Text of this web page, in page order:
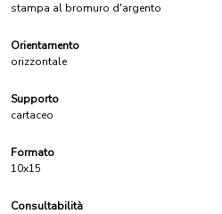
stampa al bromuro d'argento
Orientamento
orizzontale
Supporto
cartaceo
Formato
10x15
Consultabilità